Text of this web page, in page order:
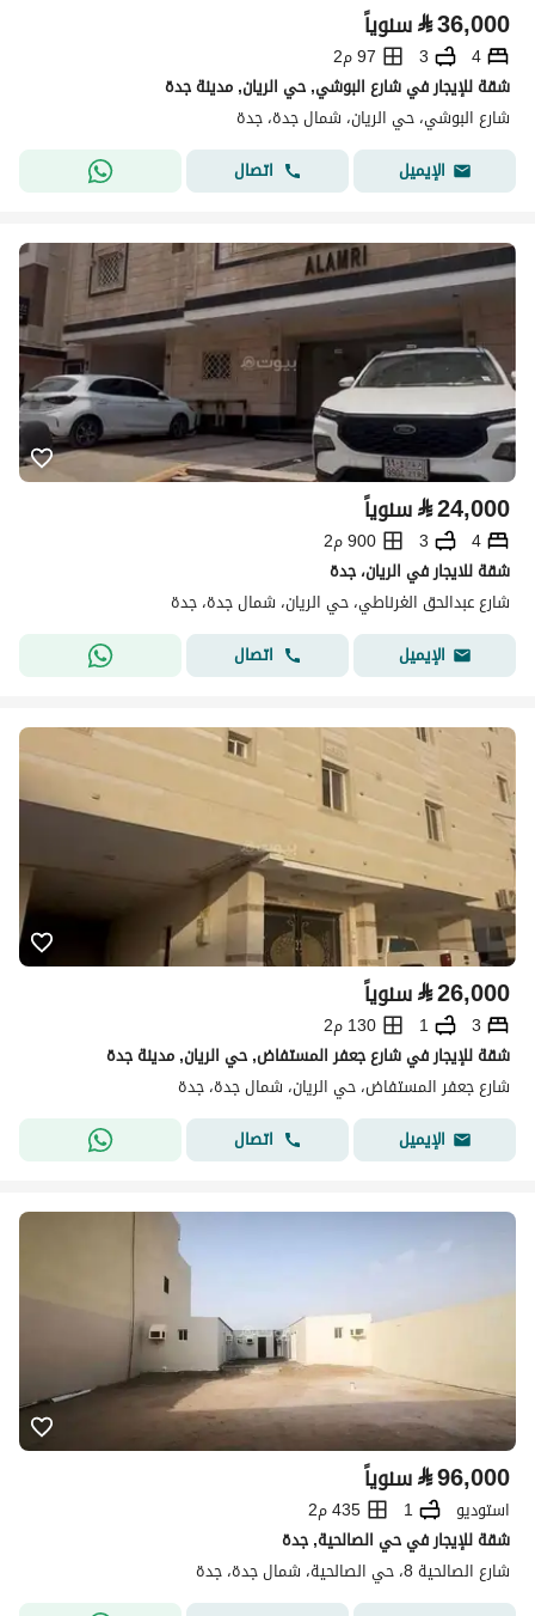
⃁36,000 سنوياً
4
3
97 م2
شقة للإيجار في شارع البوشي, حي الريان, مدينة جدة
شارع البوشي، حي الريان، شمال جدة، جدة
الإيميل
اتصال
⃁24,000 سنوياً
4
3
900 م2
شقة للايجار في الريان، جدة
شارع عبدالحق الغرناطي، حي الريان، شمال جدة، جدة
الإيميل
اتصال
⃁26,000 سنوياً
3
1
130 م2
شقة للإيجار في شارع جعفر المستفاض, حي الريان, مدينة جدة
شارع جعفر المستفاض، حي الريان، شمال جدة، جدة
الإيميل
اتصال
⃁96,000 سنوياً
استوديو 1
435 م2
شقة للإيجار في حي الصالحية, جدة
شارع الصالحية 8، حي الصالحية، شمال جدة، جدة